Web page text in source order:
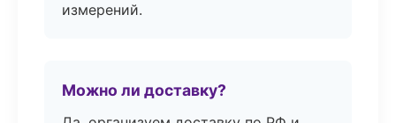
измерений.
Можно ли доставку?